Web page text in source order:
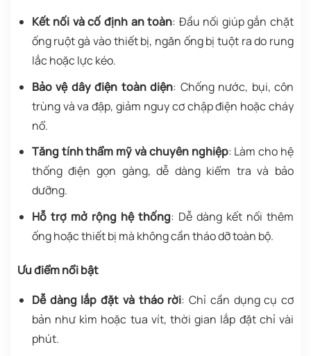
Kết nối và cố định an toàn: Đầu nối giúp gắn chặt
ống ruột gà vào thiết bị, ngăn ống bị tuột ra do rung
lắc hoặc lực kéo.
Bảo vệ dây điện toàn diện: Chống nước, bụi, côn
trùng và va đập, giảm nguy cơ chập điện hoặc cháy
nổ.
Tăng tính thẩm mỹ và chuyên nghiệp: Làm cho hệ
thống điện gọn gàng, dễ dàng kiểm tra và bảo
dưỡng.
Hỗ trợ mở rộng hệ thống: Dễ dàng kết nối thêm
ống hoặc thiết bị mà không cần tháo dỡ toàn bộ.
Ưu điểm nổi bật
Dễ dàng lắp đặt và tháo rời: Chỉ cần dụng cụ cơ
bản như kìm hoặc tua vít, thời gian lắp đặt chỉ vài
phút.